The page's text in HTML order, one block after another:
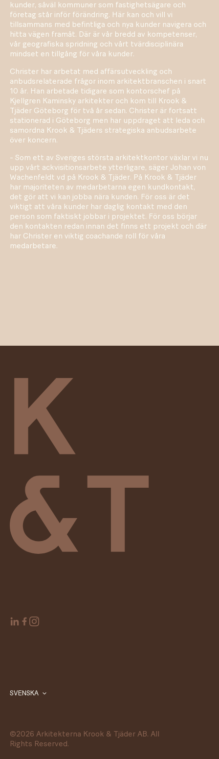
kunder, såväl kommuner som fastighetsägare och
företag står inför förändring. Här kan och vill vi
tillsammans med befintliga och nya kunder navigera och
hitta vägen framåt. Där är vår bredd av kompetenser,
vår geografiska spridning och vårt tvärdisciplinära
mindset en tillgång för våra kunder.
Christer har arbetat med affärsutveckling och
anbudsrelaterade frågor inom arkitektbranschen i snart
10 år. Han arbetade tidigare som kontorschef på
Kjellgren Kaminsky arkitekter och kom till Krook &
Tjäder Göteborg för två år sedan. Christer är fortsatt
stationerad i Göteborg men har uppdraget att leda och
samordna Krook & Tjäders strategiska anbudsarbete
över koncern.
- Som ett av Sveriges största arkitektkontor växlar vi nu
upp vårt ackvisitionsarbete ytterligare, säger Johan von
Wachenfeldt vd på Krook & Tjäder. På Krook & Tjäder
har majoriteten av medarbetarna egen kundkontakt,
det gör att vi kan jobba nära kunden. För oss är det
viktigt att våra kunder har daglig kontakt med den
person som faktiskt jobbar i projektet. För oss börjar
den kontakten redan innan det finns ett projekt och där
har Christer en viktig coachande roll för våra
medarbetare.
©2026 Arkitekterna Krook & Tjäder AB. All
Rights Reserved.
SVENSKA